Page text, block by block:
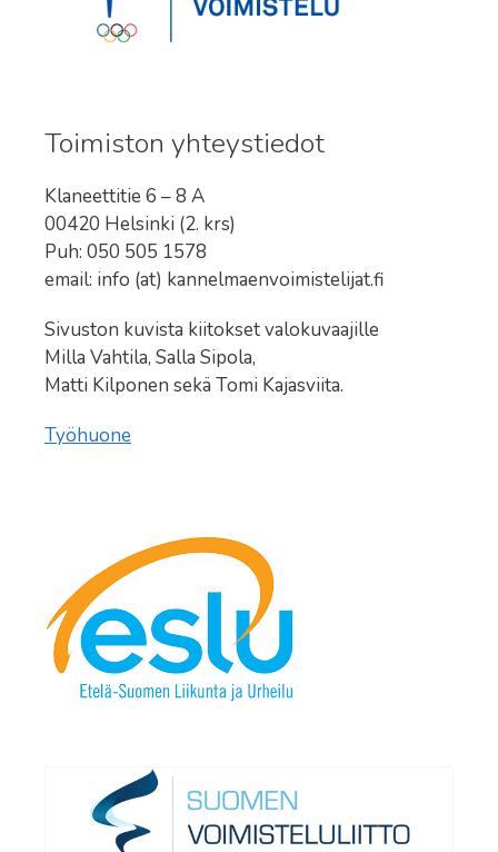
Toimiston yhteystiedot
Klaneettitie 6 – 8 A
00420 Helsinki (2. krs)
Puh: 050 505 1578
email: info (at) kannelmaenvoimistelijat.fi
Sivuston kuvista kiitokset valokuvaajille
Milla Vahtila, Salla Sipola,
Matti Kilponen sekä Tomi Kajasviita.
Työhuone